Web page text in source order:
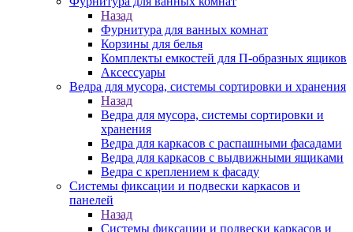
Назад
Фурнитура для ванных комнат
Корзины для белья
Комплекты емкостей для П-образных ящиков
Аксессуары
Ведра для мусора, системы сортировки и хранения
Назад
Ведра для мусора, системы сортировки и
хранения
Ведра для каркасов с распашными фасадами
Ведра для каркасов с выдвижными ящиками
Ведра с креплением к фасаду
Системы фиксации и подвески каркасов и
панелей
Назад
Системы фиксации и подвески каркасов и